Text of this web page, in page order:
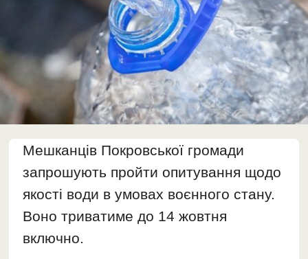
Мешканців Покровської громади
запрошують пройти опитування щодо
якості води в умовах воєнного стану.
Воно триватиме до 14 жовтня
включно.